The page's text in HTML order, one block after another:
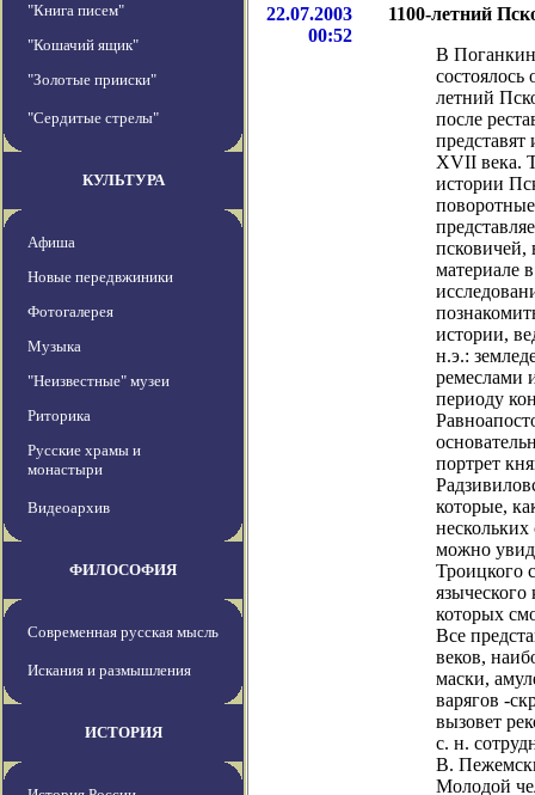
"Книга писем"
"Кошачий ящик"
"Золотые прииски"
"Сердитые стрелы"
КУЛЬТУРА
Афиша
Новые передвжиники
Фотогалерея
Музыка
"Неизвестные" музеи
Риторика
Русские храмы и
монастыри
Видеоархив
ФИЛОСОФИЯ
Современная русская мысль
Искания и размышления
ИСТОРИЯ
22.07.2003
00:52
1100-летний
В
летний
после
XVII века.
истории
псковичей,
материале
истории,
н.э.:
ремеслами
периоду
портрет
которые,
можно
Троицкого
которых
Все
веков,
маски,
варягов -
вызовет
с. н.
В.
Молодой